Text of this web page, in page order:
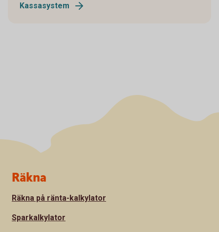
Kassasystem
Sidfot
Räkna
Räkna på ränta-kalkylator
Sparkalkylator